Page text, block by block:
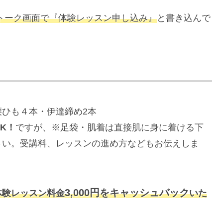
ーク画面で『体験レッスン申し込み』と書き込んで
も４本・伊達締め2本
！ ですが、※足袋・肌着は直接肌に身に着ける下
。受講料、レッスンの進め方などもお伝えしま
レッスン料金3,000円をキャッシュバックいた